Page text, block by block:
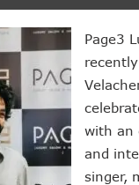
Page3
with an
and
singer,